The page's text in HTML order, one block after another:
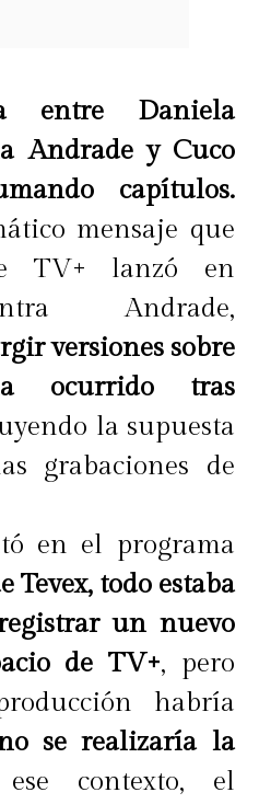
entre Daniela
Andrade y Cuco
capítulos.
mensaje que
TV+ lanzó en
Andrade,
versiones sobre
ocurrido tras
la supuesta
grabaciones de
en el programa
Tevex, todo estaba
un nuevo
de TV+, pero
habría
se realizaría la
contexto, el